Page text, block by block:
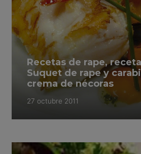
Recetas de rape,
Suquet de rape y
crema de nécoras
27 octubre 2011